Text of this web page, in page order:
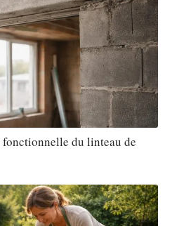
du linteau de